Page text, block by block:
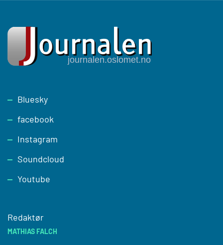
Footer
Bluesky
facebook
Instagram
Soundcloud
Youtube
Redaktør
MATHIAS FALCH